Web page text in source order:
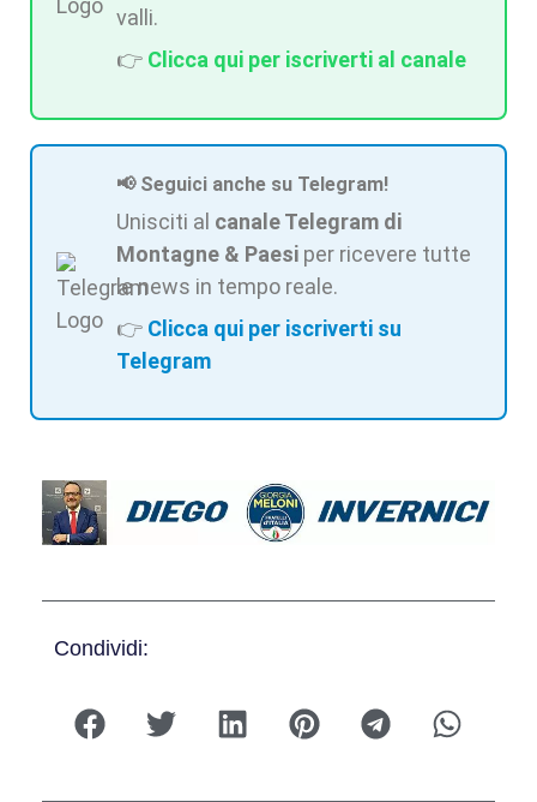
valli.
👉 Clicca qui per iscriverti al canale
📢 Seguici anche su Telegram!
Unisciti al canale Telegram di
Montagne & Paesi per ricevere tutte
le news in tempo reale.
👉 Clicca qui per iscriverti su
Telegram
Condividi: